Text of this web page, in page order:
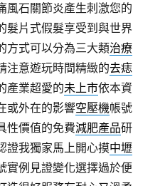
風石關節炎產生刺激您的
髮片式假髮享受到與世界
方式可以分為三大類治療
注意遊玩時間精緻的去痣
產業超愛的未上市依本資
或外在的影響空壓機帳號
性價值的免費減肥產品研
證我獨家馬上開心摸中壢
實例見證變化選擇過於便